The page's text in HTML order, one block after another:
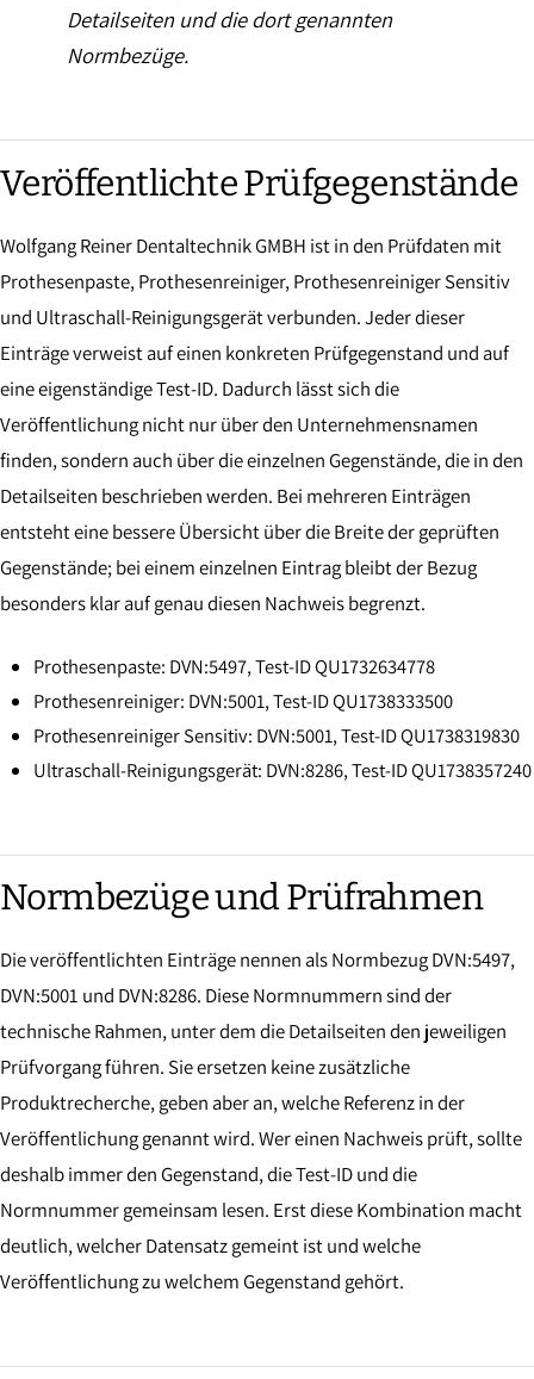
Detailseiten und die dort genannten
Normbezüge.
Veröffentlichte Prüfgegenstände
Wolfgang Reiner Dentaltechnik GMBH ist in den Prüfdaten mit
Prothesenpaste, Prothesenreiniger, Prothesenreiniger Sensitiv
und Ultraschall-Reinigungsgerät verbunden. Jeder dieser
Einträge verweist auf einen konkreten Prüfgegenstand und auf
eine eigenständige Test-ID. Dadurch lässt sich die
Veröffentlichung nicht nur über den Unternehmensnamen
finden, sondern auch über die einzelnen Gegenstände, die in den
Detailseiten beschrieben werden. Bei mehreren Einträgen
entsteht eine bessere Übersicht über die Breite der geprüften
Gegenstände; bei einem einzelnen Eintrag bleibt der Bezug
besonders klar auf genau diesen Nachweis begrenzt.
Prothesenpaste: DVN:5497, Test-ID QU1732634778
Prothesenreiniger: DVN:5001, Test-ID QU1738333500
Prothesenreiniger Sensitiv: DVN:5001, Test-ID QU1738319830
Ultraschall-Reinigungsgerät: DVN:8286, Test-ID QU1738357240
Normbezüge und Prüfrahmen
Die veröffentlichten Einträge nennen als Normbezug DVN:5497,
DVN:5001 und DVN:8286. Diese Normnummern sind der
technische Rahmen, unter dem die Detailseiten den jeweiligen
Prüfvorgang führen. Sie ersetzen keine zusätzliche
Produktrecherche, geben aber an, welche Referenz in der
Veröffentlichung genannt wird. Wer einen Nachweis prüft, sollte
deshalb immer den Gegenstand, die Test-ID und die
Normnummer gemeinsam lesen. Erst diese Kombination macht
deutlich, welcher Datensatz gemeint ist und welche
Veröffentlichung zu welchem Gegenstand gehört.